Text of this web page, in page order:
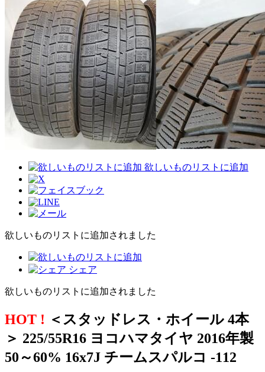
欲しいものリストに追加
欲しいものリストに追加されました
シェア
欲しいものリストに追加されました
HOT ! ＜スタッドレス・ホイール 4本
＞ 225/55R16 ヨコハマタイヤ 2016年製
50～60% 16x7J チームスパルコ -112